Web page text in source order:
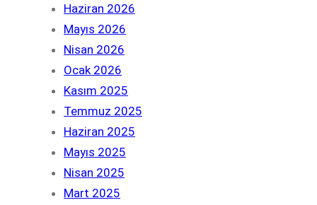
Haziran 2026
Mayıs 2026
Nisan 2026
Ocak 2026
Kasım 2025
Temmuz 2025
Haziran 2025
Mayıs 2025
Nisan 2025
Mart 2025